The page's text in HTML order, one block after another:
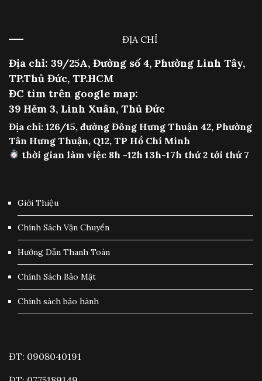
ĐỊA CHỈ
Địa chỉ: 39/25A, Đường số 4, Phường Linh Tây,
TP.Thủ Đức, TP.HCM
ĐC tìm trên google map:
39 Hẻm 3, Linh Xuân, Thủ Đức
Địa chỉ: 126/15, đường Đông Hưng Thuận 42, Phường
Tân Hưng Thuận, Q12, TP Hồ Chí Minh
thời gian làm việc 8h -12h 13h-17h thứ 2 tới thứ 7
Giới Thiệu
Chính Sách Vận Chuyển
Hướng Dẫn Thanh Toán
Chính Sách Bảo Mật
Chính sách bảo hành
ĐT: 0908040191